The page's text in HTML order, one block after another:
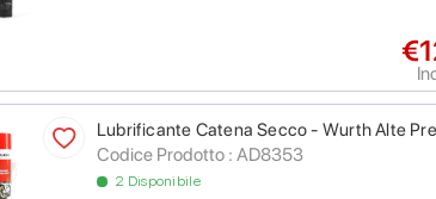
Lubrificante Catena Secco - Wurth Alte
Codice Prodotto : AD8353
2 Disponibile